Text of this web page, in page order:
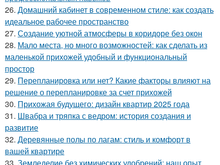
26. Домашний кабинет в современном стиле: как создать
идеальное рабочее пространство
27. Создание уютной атмосферы в коридоре без окон
28. Мало места, но много возможностей: как сделать из
маленькой прихожей удобный и функциональный
простор
29. Перепланировка или нет? Какие факторы влияют на
решение о перепланировке за счет прихожей
30. Прихожая будущего: дизайн квартир 2025 года
31. Швабра и тряпка с ведром: история создания и
развитие
32. Деревянные полы по лагам: стиль и комфорт в
вашей квартире
33. Земледелие без химических удобрений: наш опыт